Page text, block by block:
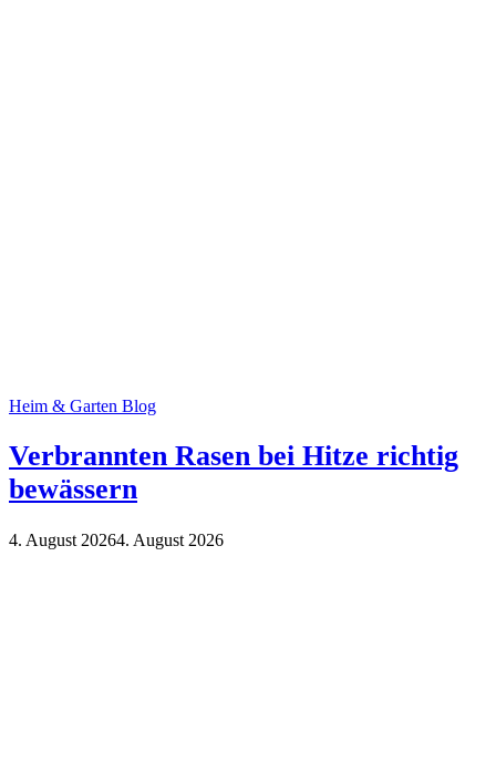
Heim & Garten Blog
Verbrannten Rasen bei Hitze richtig
bewässern
4. August 20264. August 2026